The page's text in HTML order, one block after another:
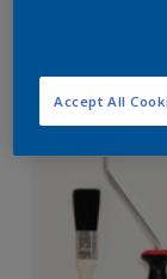
Accept All